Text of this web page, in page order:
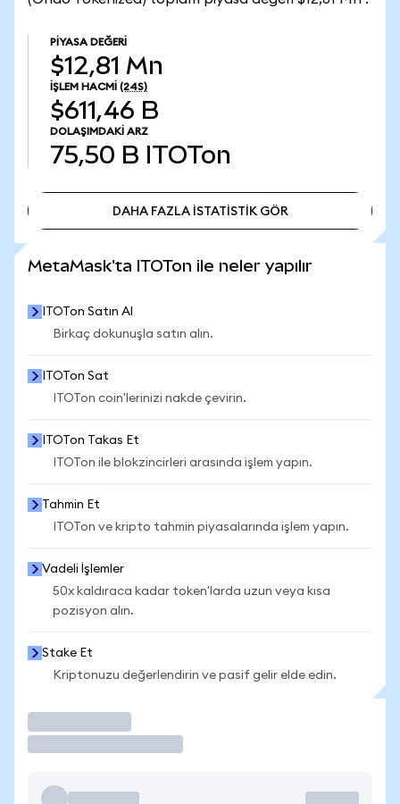
PIYASA DEĞERI
$12,81 Mn
İŞLEM HACMI (24S)
$611,46 B
DOLAŞIMDAKI ARZ
75,50 B ITOTon
DAHA FAZLA İSTATİSTİK GÖR
MetaMask'ta ITOTon ile neler yapılır
ITOTon Satın Al
Birkaç dokunuşla satın alın.
ITOTon Sat
ITOTon coin'lerinizi nakde çevirin.
ITOTon Takas Et
ITOTon ile blokzincirleri arasında işlem yapın.
Tahmin Et
ITOTon ve kripto tahmin piyasalarında işlem yapın.
Vadeli İşlemler
50x kaldıraca kadar token'larda uzun veya kısa
pozisyon alın.
Stake Et
Kriptonuzu değerlendirin ve pasif gelir elde edin.